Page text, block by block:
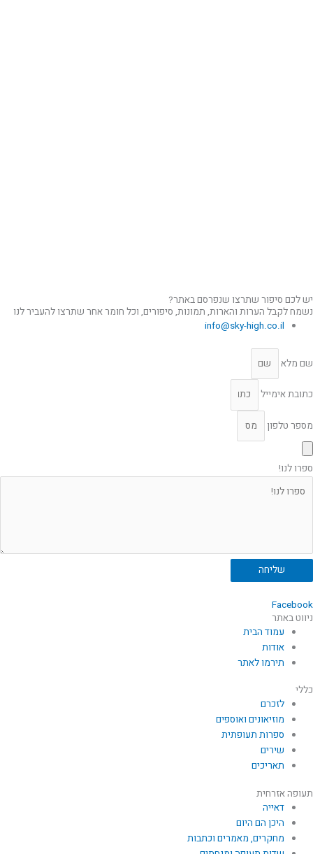
יש לכם סיפור שתרצו שנפרסם באתר?
נשמח לקבל הערות והארות, תמונות, סיפורים, וכל חומר אחר שתרצו להעביר לנו
info@sky-high.co.il
שם מלא
כתובת אימייל
מספר טלפון
ספרו לנו!
שליחה
Facebook
ניווט באתר
עמוד הבית
אודות
תירמו לאתר
כללי
לזכרם
מוזיאונים ואוספים
ספרות תעופתית
שירים
תאריכים
תעופה אזרחית
דאייה
היכן הם היום
מחקרים, מאמרים וכתבות